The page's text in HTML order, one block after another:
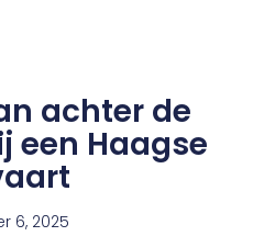
achter de
een Haagse
6, 2025